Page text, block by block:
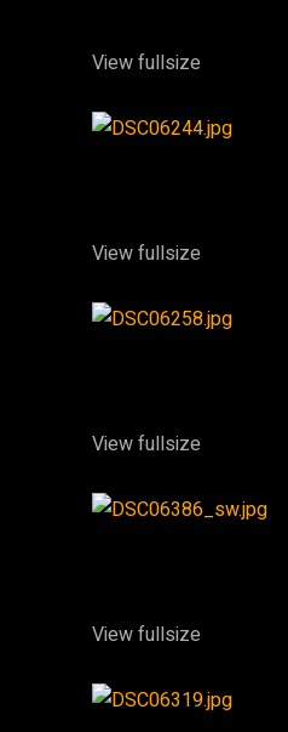
View fullsize
View fullsize
View fullsize
View fullsize